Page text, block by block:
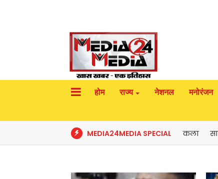
होम राज्य नेशनल मनोरंजन
MEDIA24MEDIA SPECIAL कला